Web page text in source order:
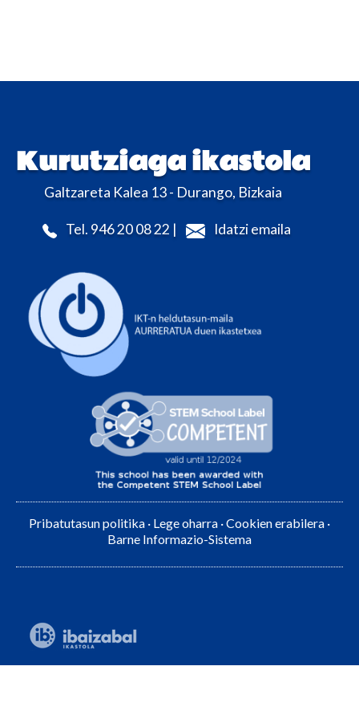
Kurutziaga ikastola
Galtzareta Kalea 13 - Durango, Bizkaia
Tel. 946 20 08 22 | Idatzi emaila
Pribatutasun politika · Lege oharra ·Cookien erabilera ·
Barne Informazio-Sistema